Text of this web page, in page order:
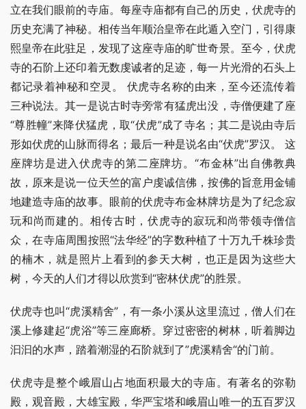
立在我们眼前的寺庙。每座寺庙都有自己的历史，伏虎寺的
历史充满了神秘。相传当年顺治皇帝在此遁入空门，引得康
熙皇帝在此驻足，发现了这座寺庙的旷世奇景。至今，伏虎
寺的石阶上还印着无数虔诚者的足迹，每一片光滑的石头上
都记录着神秘和空灵。 伏虎寺名称的由来，至今还流传着
三种说法。其一是说古时寺旁常有猛虎出没，寺僧便建了座
“尊胜幢”来降伏猛虎，取“伏虎”成了寺名；其二是说由寺后
形如伏虎的山脉而得名；最后一种是说名由“伏虎”罗汉。 这
座牌坊是进入伏虎寺的第二座牌坊。“布金林”出自佛教典
故，原来是说一位天竺的富户虔诚信佛，按佛的旨意用金铺
地建造寺庙的故事。眼前的伏虎寺布金林牌坊是为了纪念寂
玩和尚而建的。相传古时，伏虎寺的寂玩和尚带领寺僧信
众，在寺庙周围按照“法华经”的字数种植了十万九千株珍贵
的楠木，就是照片上看到的参天大树，也正是因为这些大
树，今天的人们才得以欣赏到“密林伏虎”的胜景。
伏虎寺也叫“虎溪精舍”，有一条小溪从这里流过，僧人们在
溪上修建起“虎浴”等三座廊桥。穿过密密的树林，听着脚边
汩汩的水声，踏着潮湿的石阶就到了”虎溪精舍“的门前。
伏虎寺是整个峨眉山占地面积最大的寺庙。有著名的弥勒
殿，观音殿，大雄宝殿，华严宝塔和峨眉山唯一的五百罗汉